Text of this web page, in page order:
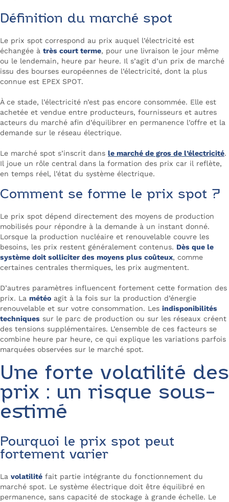
Définition du marché spot
Le prix spot correspond au prix auquel l’électricité est
échangée à très court terme, pour une livraison le jour même
ou le lendemain, heure par heure. Il s’agit d’un prix de marché
issu des bourses européennes de l’électricité, dont la plus
connue est EPEX SPOT.
À ce stade, l’électricité n’est pas encore consommée. Elle est
achetée et vendue entre producteurs, fournisseurs et autres
acteurs du marché afin d’équilibrer en permanence l’offre et la
demande sur le réseau électrique.
Le marché spot s’inscrit dans le marché de gros de l’électricité.
Il joue un rôle central dans la formation des prix car il reflète,
en temps réel, l’état du système électrique.
Comment se forme le prix spot ?
Le prix spot dépend directement des moyens de production
mobilisés pour répondre à la demande à un instant donné.
Lorsque la production nucléaire et renouvelable couvre les
besoins, les prix restent généralement contenus. Dès que le
système doit solliciter des moyens plus coûteux, comme
certaines centrales thermiques, les prix augmentent.
D’autres paramètres influencent fortement cette formation des
prix. La météo agit à la fois sur la production d’énergie
renouvelable et sur votre consommation. Les indisponibilités
techniques sur le parc de production ou sur les réseaux créent
des tensions supplémentaires. L’ensemble de ces facteurs se
combine heure par heure, ce qui explique les variations parfois
marquées observées sur le marché spot.
Une forte volatilité des
prix : un risque sous-
estimé
Pourquoi le prix spot peut
fortement varier
La volatilité fait partie intégrante du fonctionnement du
marché spot. Le système électrique doit être équilibré en
permanence, sans capacité de stockage à grande échelle. Le